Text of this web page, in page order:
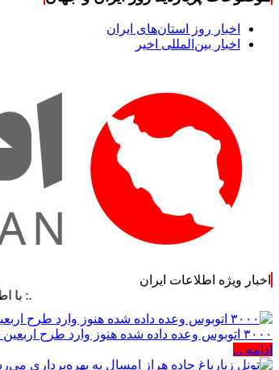
اخبار روز استان‌های ایران
اخبار بین‌المللی اخیر
اخبار ویژه اطلاعات ایران
.: با اطلاعات
۳۰۰۰ اتوبوس وعده داده شده هنوز وارد طرح اربعین نشده است
ادامه ...